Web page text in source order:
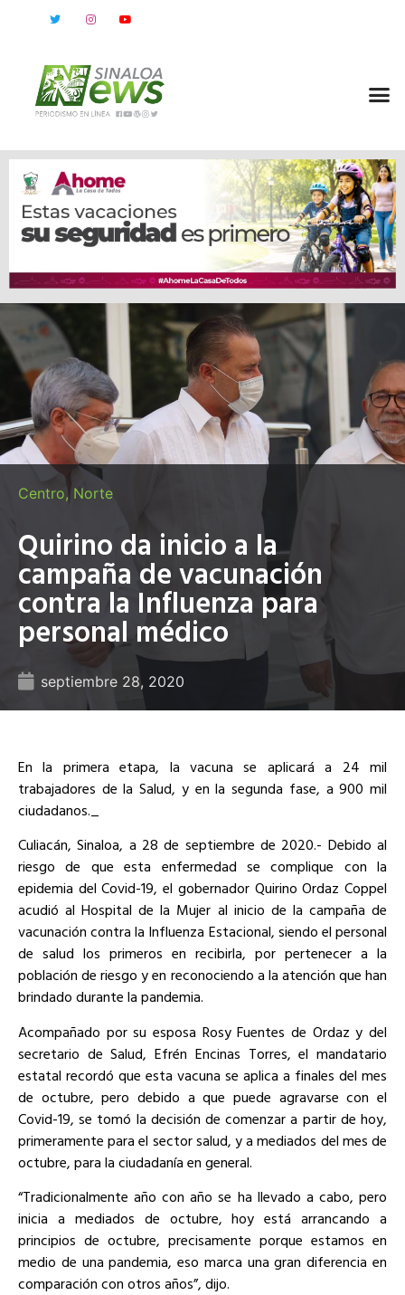
Centro, Norte
Quirino da inicio a la
campaña de vacunación
contra la Influenza para
personal médico
septiembre 28, 2020
En la primera etapa, la vacuna se aplicará a 24 mil
trabajadores de la Salud, y en la segunda fase, a 900 mil
ciudadanos._
Culiacán, Sinaloa, a 28 de septiembre de 2020.- Debido al
riesgo de que esta enfermedad se complique con la
epidemia del Covid-19, el gobernador Quirino Ordaz Coppel
acudió al Hospital de la Mujer al inicio de la campaña de
vacunación contra la Influenza Estacional, siendo el personal
de salud los primeros en recibirla, por pertenecer a la
población de riesgo y en reconociendo a la atención que han
brindado durante la pandemia.
Acompañado por su esposa Rosy Fuentes de Ordaz y del
secretario de Salud, Efrén Encinas Torres, el mandatario
estatal recordó que esta vacuna se aplica a finales del mes
de octubre, pero debido a que puede agravarse con el
Covid-19, se tomó la decisión de comenzar a partir de hoy,
primeramente para el sector salud, y a mediados del mes de
octubre, para la ciudadanía en general.
“Tradicionalmente año con año se ha llevado a cabo, pero
inicia a mediados de octubre, hoy está arrancando a
principios de octubre, precisamente porque estamos en
medio de una pandemia, eso marca una gran diferencia en
comparación con otros años”, dijo.